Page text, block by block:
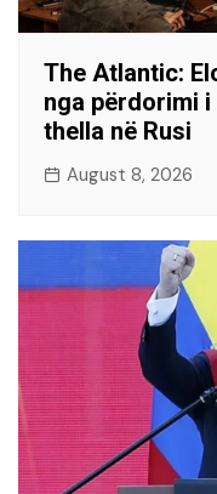
The Atlantic:
nga përdorimi
thella në Rusi
August 8, 2026